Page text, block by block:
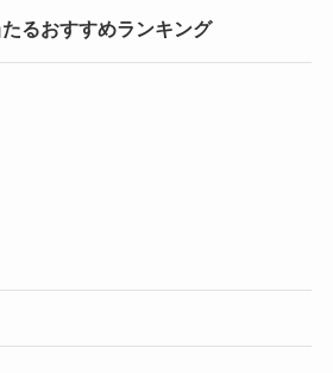
たるおすすめランキング